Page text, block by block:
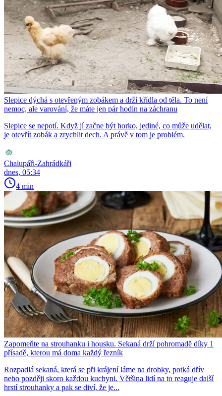
Slepice dýchá s otevřeným zobákem a drží křídla od těla. To není
nemoc, ale varování, že máte jen pár hodin na záchranu
Slepice se nepotí. Když jí začne být horko, jediné, co může udělat,
je otevřít zobák a zrychlit dech. A právě v tom je problém.
Chalupáři-Zahrádkáři
dnes, 05:34
4 min
Zapomeňte na strouhanku i housku. Sekaná drží pohromadě díky 1
přísadě, kterou má doma každý řezník
Rozpadlá sekaná, která se při krájení láme na drobky, potká dřív
nebo později skoro každou kuchyni. Většina lidí na to reaguje další
hrstí strouhanky a pak se diví, že je...